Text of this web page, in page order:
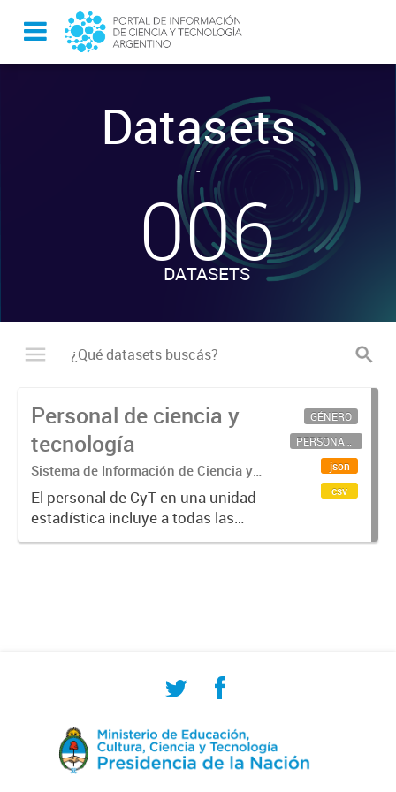
Datasets
-
006
DATASETS
Personal de ciencia y
tecnología
Sistema de Información de Ciencia y
Tecnología Argentino (SICYTAR)
El personal de CyT en una unidad
estadística incluye a todas las
personas involucradas
GÉNERO
PERSONAL CIENTÍFICO-TECNOLÓGICO
json
csv